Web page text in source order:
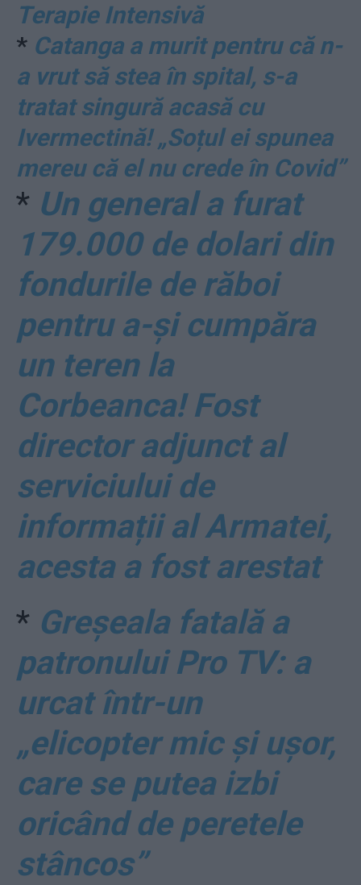
Terapie Intensivă
* Catanga a murit pentru că n-
a vrut să stea în spital, s-a
tratat singură acasă cu
Ivermectină! „Soțul ei spunea
mereu că el nu crede în Covid”
* Un general a furat
179.000 de dolari din
fondurile de răboi
pentru a-și cumpăra
un teren la
Corbeanca! Fost
director adjunct al
serviciului de
informații al Armatei,
acesta a fost arestat
* Greșeala fatală a
patronului Pro TV: a
urcat într-un
„elicopter mic și ușor,
care se putea izbi
oricând de peretele
stâncos”